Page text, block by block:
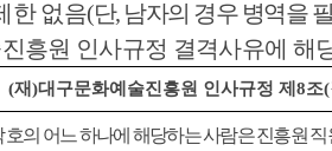
한 없음(단, 남자의 경우 병역을
흥원 인사규정 결격사유에 해
(재)대구문화예술진흥원 인사규정 제 8조(
호의 어느 하나에 해당하는 사람은 진흥원